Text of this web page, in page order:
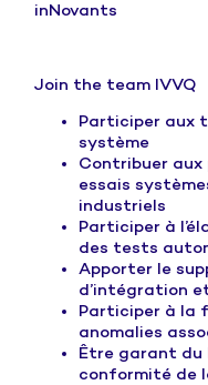
inNovants
Join the team IVVQ
Participer aux
système
Contribuer aux
essais
industriels
Participer à
des tests
Apporter le
d’intégration
Participer à la
anomalies
Être garant du
conformité de